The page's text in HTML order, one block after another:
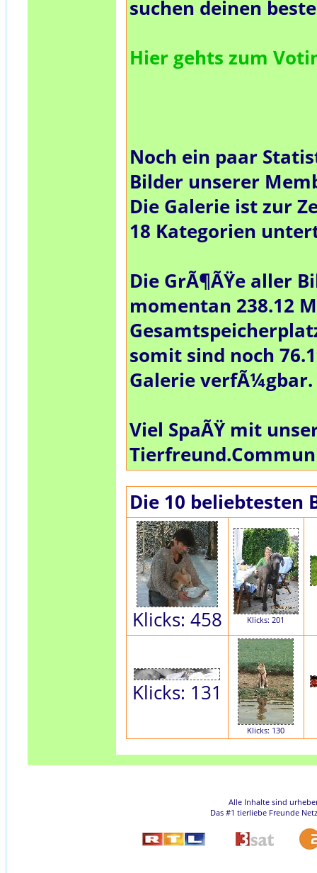
suchen deinen
Hier gehts zum
Noch ein paar
Bilder unserer
Die Galerie ist zur
18 Kategorien
Die GrÃ¶ÃŸe aller
momentan 238.12
somit sind noch
Galerie verfÃ¼gbar.
Viel SpaÃŸ mit
Die 10 beliebtesten
Klicks: 458 Klicks: 201
Klicks: 131
Klicks: 130
Alle Inhalte sind
Das #1 tierliebe Freunde